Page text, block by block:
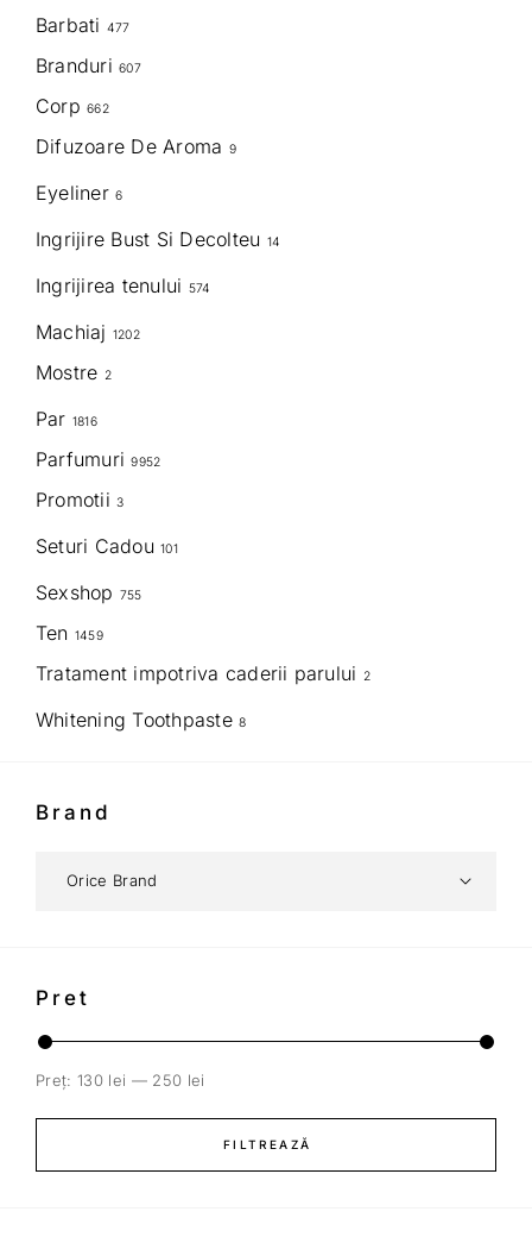
Barbati 477
Branduri 607
Corp 662
Difuzoare De Aroma 9
Eyeliner 6
Ingrijire Bust Si Decolteu 14
Ingrijirea tenului 574
Machiaj 1202
Mostre 2
Par 1816
Parfumuri 9952
Promotii 3
Seturi Cadou 101
Sexshop 755
Ten 1459
Tratament impotriva caderii parului 2
Whitening Toothpaste 8
Brand
Pret
FILTREAZĂ
Preț: 130 lei — 250 lei